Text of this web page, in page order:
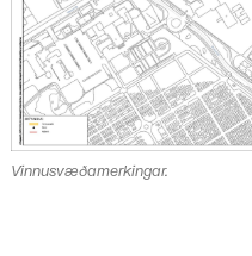
Vinnusvæðamerkingar.